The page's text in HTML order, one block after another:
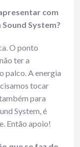
com
System?
O ponto
ter a
palco. A energia
tocar
para
System, é
Então apoio!